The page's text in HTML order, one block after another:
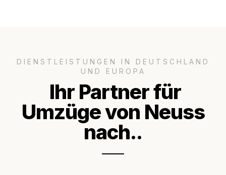
DIENSTLEISTUNGEN IN DEUTSCHLAND
UND EUROPA
Ihr Partner für
Umzüge von Neuss
nach..